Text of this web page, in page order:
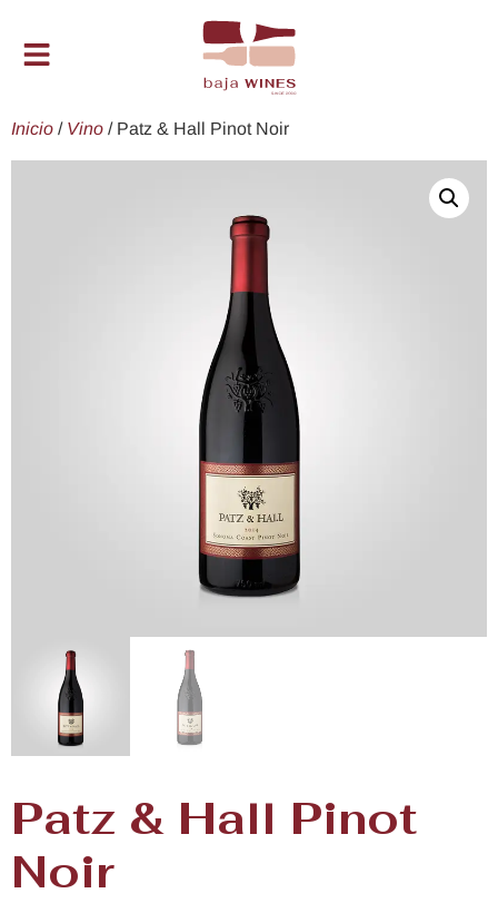
Inicio / Vino / Patz & Hall Pinot Noir
Patz & Hall Pinot
Noir